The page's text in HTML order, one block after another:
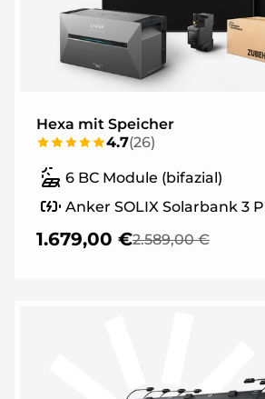
Hexa mit Speicher
4.7(26)
6 BC Module (bifazial)
Anker SOLIX Solarbank 3
1.679,00 €2.589,00 €